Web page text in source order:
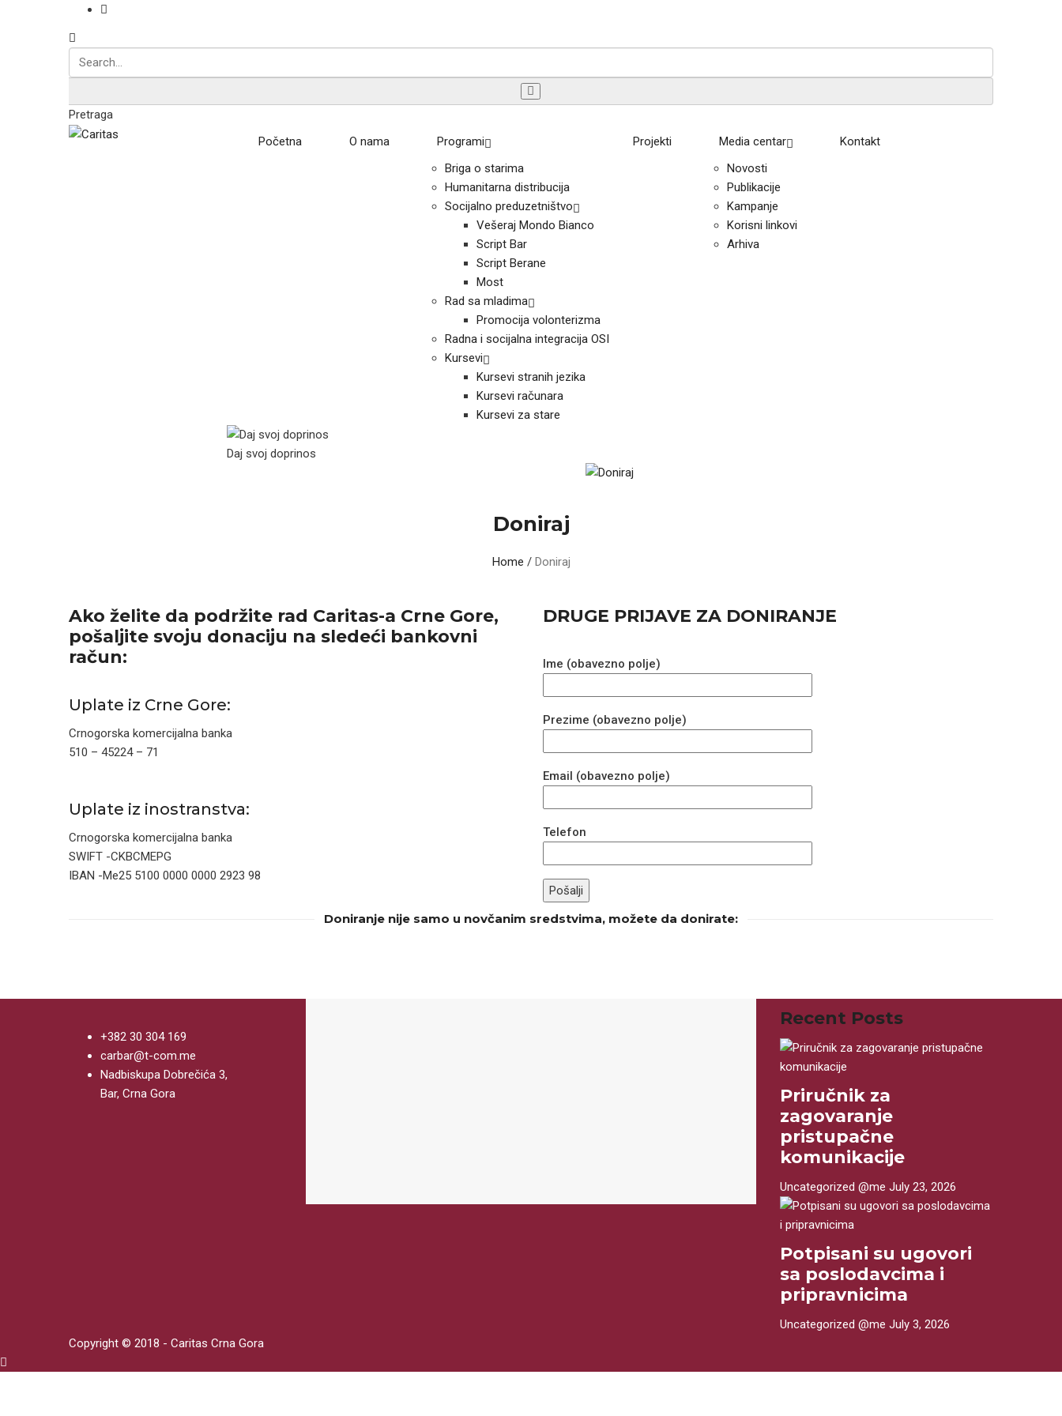
Pretraga
Početna
O nama
Programi
Briga o starima
Humanitarna distribucija
Socijalno preduzetništvo
Vešeraj Mondo Bianco
Script Bar
Script Berane
Most
Rad sa mladima
Promocija volonterizma
Radna i socijalna integracija OSI
Kursevi
Kursevi stranih jezika
Kursevi računara
Kursevi za stare
Projekti
Media centar
Novosti
Publikacije
Kampanje
Korisni linkovi
Arhiva
Kontakt
Daj svoj doprinos
Doniraj
Home / Doniraj
Ako želite da podržite rad Caritas-a Crne Gore,
pošaljite svoju donaciju na sledeći bankovni
račun:
Uplate iz Crne Gore:
Crnogorska komercijalna banka
510 – 45224 – 71
Uplate iz inostranstva:
Crnogorska komercijalna banka
SWIFT -CKBCMEPG
IBAN -Me25 5100 0000 0000 2923 98
DRUGE PRIJAVE ZA DONIRANJE
Ime (obavezno polje)
Prezime (obavezno polje)
Email (obavezno polje)
Telefon
Doniranje nije samo u novčanim sredstvima, možete da donirate:
+382 30 304 169
carbar@t-com.me
Nadbiskupa Dobrečića 3,
Bar, Crna Gora
Recent Posts
Priručnik za
zagovaranje
pristupačne
komunikacije
Uncategorized @me July 23, 2026
Potpisani su ugovori
sa poslodavcima i
pripravnicima
Uncategorized @me July 3, 2026
Copyright © 2018 - Caritas Crna Gora